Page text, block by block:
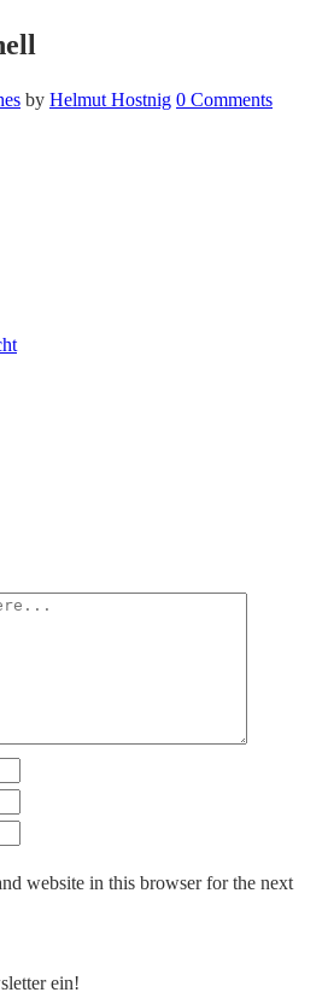
by Helmut Hostnig 0 Comments
website in this browser for the next
ein!